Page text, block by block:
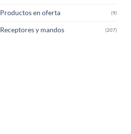
Productos en oferta (9)
Receptores y mandos (207)